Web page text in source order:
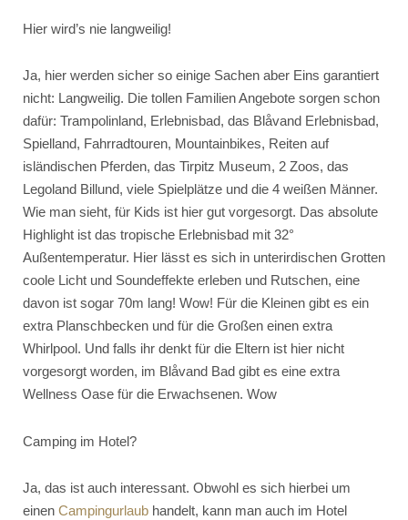
Hier wird’s nie langweilig!
Ja, hier werden sicher so einige Sachen aber Eins garantiert
nicht: Langweilig. Die tollen Familien Angebote sorgen schon
dafür: Trampolinland, Erlebnisbad, das Blåvand Erlebnisbad,
Spielland, Fahrradtouren, Mountainbikes, Reiten auf
isländischen Pferden, das Tirpitz Museum, 2 Zoos, das
Legoland Billund, viele Spielplätze und die 4 weißen Männer.
Wie man sieht, für Kids ist hier gut vorgesorgt. Das absolute
Highlight ist das tropische Erlebnisbad mit 32°
Außentemperatur. Hier lässt es sich in unterirdischen Grotten
coole Licht und Soundeffekte erleben und Rutschen, eine
davon ist sogar 70m lang! Wow! Für die Kleinen gibt es ein
extra Planschbecken und für die Großen einen extra
Whirlpool. Und falls ihr denkt für die Eltern ist hier nicht
vorgesorgt worden, im Blåvand Bad gibt es eine extra
Wellness Oase für die Erwachsenen. Wow
Camping im Hotel?
Ja, das ist auch interessant. Obwohl es sich hierbei um
einen Campingurlaub handelt, kann man auch im Hotel